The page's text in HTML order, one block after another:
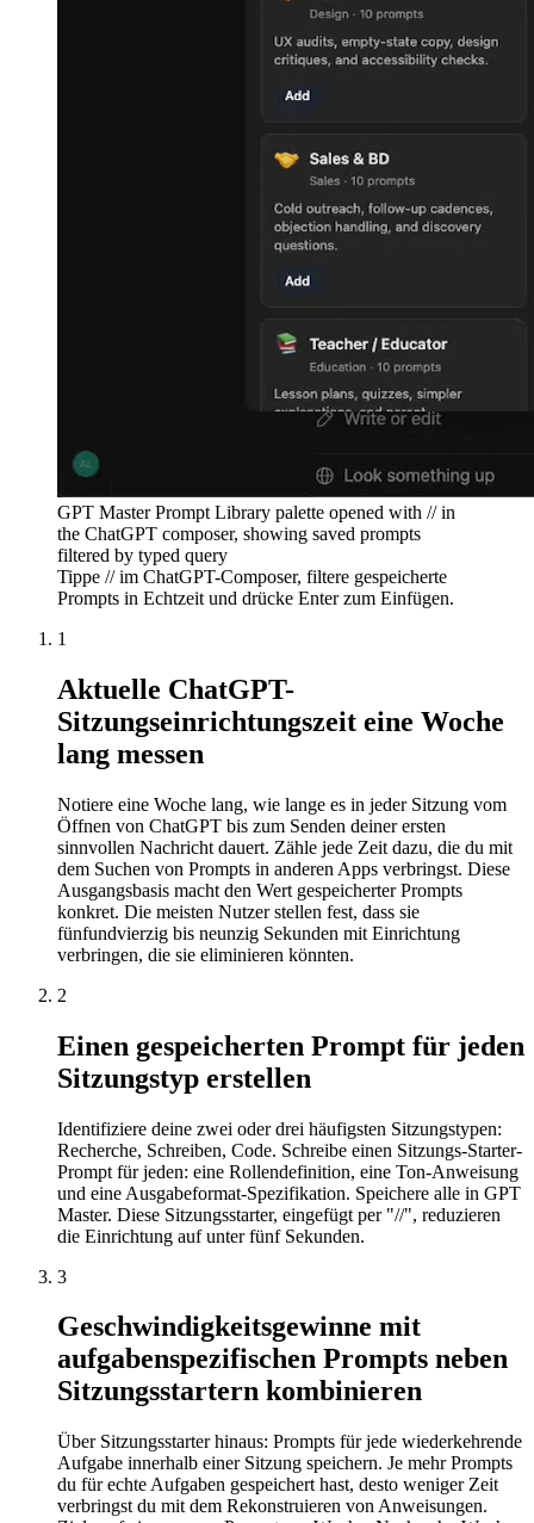
GPT Master Prompt Library palette opened with // in
the ChatGPT composer, showing saved prompts
filtered by typed query
Tippe // im ChatGPT-Composer, filtere gespeicherte
Prompts in Echtzeit und drücke Enter zum Einfügen.
1
Aktuelle ChatGPT-
Sitzungseinrichtungszeit eine Woche
lang messen
Notiere eine Woche lang, wie lange es in jeder Sitzung vom
Öffnen von ChatGPT bis zum Senden deiner ersten
sinnvollen Nachricht dauert. Zähle jede Zeit dazu, die du mit
dem Suchen von Prompts in anderen Apps verbringst. Diese
Ausgangsbasis macht den Wert gespeicherter Prompts
konkret. Die meisten Nutzer stellen fest, dass sie
fünfundvierzig bis neunzig Sekunden mit Einrichtung
verbringen, die sie eliminieren könnten.
2
Einen gespeicherten Prompt für jeden
Sitzungstyp erstellen
Identifiziere deine zwei oder drei häufigsten Sitzungstypen:
Recherche, Schreiben, Code. Schreibe einen Sitzungs-Starter-
Prompt für jeden: eine Rollendefinition, eine Ton-Anweisung
und eine Ausgabeformat-Spezifikation. Speichere alle in GPT
Master. Diese Sitzungsstarter, eingefügt per "//", reduzieren
die Einrichtung auf unter fünf Sekunden.
3
Geschwindigkeitsgewinne mit
aufgabenspezifischen Prompts neben
Sitzungsstartern kombinieren
Über Sitzungsstarter hinaus: Prompts für jede wiederkehrende
Aufgabe innerhalb einer Sitzung speichern. Je mehr Prompts
du für echte Aufgaben gespeichert hast, desto weniger Zeit
verbringst du mit dem Rekonstruieren von Anweisungen.